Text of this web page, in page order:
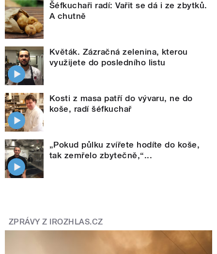
Šéfkuchaři radí: Vařit se dá i ze zbytků.
A chutně
Květák. Zázračná zelenina, kterou
využijete do posledního listu
Kosti z masa patří do vývaru, ne do
koše, radí šéfkuchař
„Pokud půlku zvířete hodíte do koše,
tak zemřelo zbytečně,“...
ZPRÁVY Z IROZHLAS.CZ